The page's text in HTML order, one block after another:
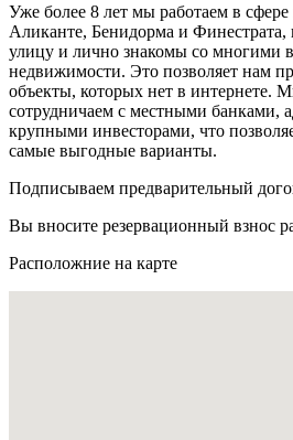
Уже более 8 лет мы работаем в
Аликанте, Бенидорма и
улицу и лично знакомы со многими
недвижимости. Это позволяет нам
объекты, которых нет в интернете.
сотрудничаем с местными банками,
крупными инвесторами, что
самые выгодные варианты.
Подписываем предварительный
Вы вносите резервационный взнос
Расположние на карте